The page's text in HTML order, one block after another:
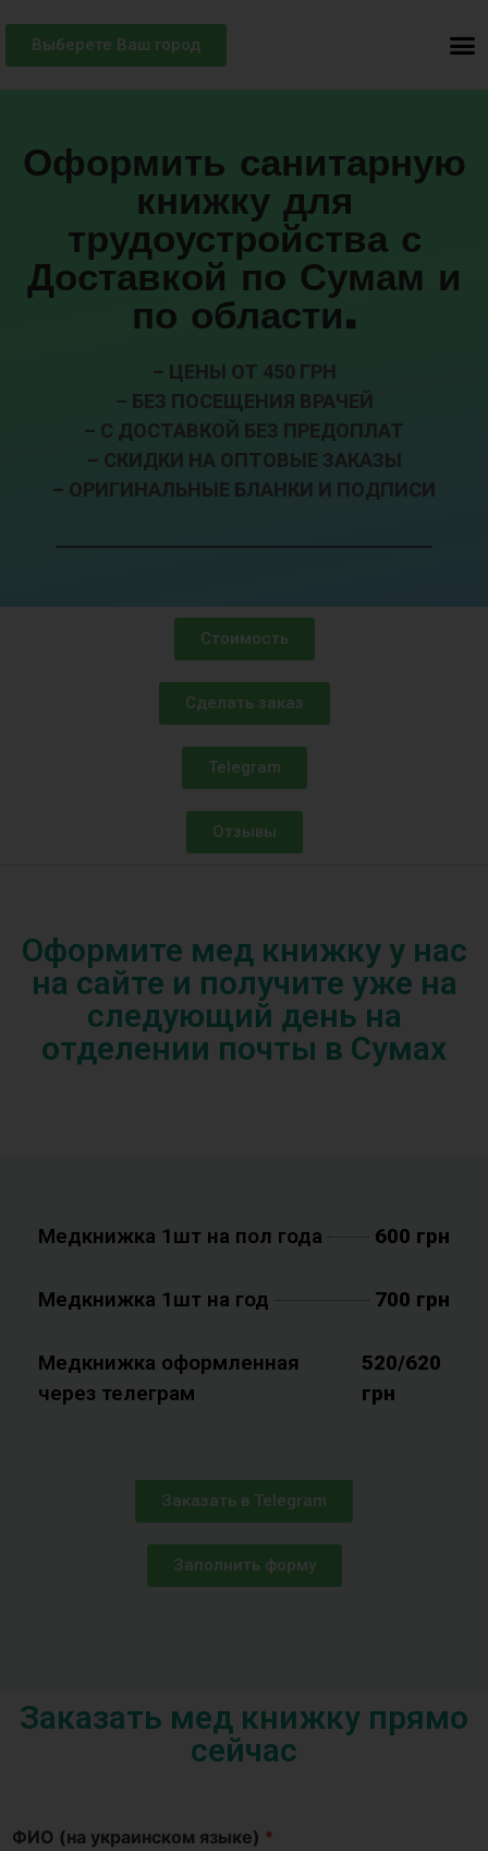
Выберете Ваш город
Оформить санитарную
книжку для
трудоустройства с
Доставкой по Сумам и
по области.
– ЦЕНЫ ОТ 450 ГРН
– БЕЗ ПОСЕЩЕНИЯ ВРАЧЕЙ
– С ДОСТАВКОЙ БЕЗ ПРЕДОПЛАТ
– СКИДКИ НА ОПТОВЫЕ ЗАКАЗЫ
– ОРИГИНАЛЬНЫЕ БЛАНКИ И ПОДПИСИ
Стоимость
Сделать заказ
Telegram
Отзывы
Оформите мед книжку у нас
на сайте и получите уже на
следующий день на
отделении почты в Сумах
Медкнижка 1шт на пол года 600 грн
Медкнижка 1шт на год 700 грн
Медкнижка оформленная
через телеграм
520/620
грн
Заказать в Telegram
Заполнить форму
Заказать мед книжку прямо
сейчас
ФИО (на украинском языке) *